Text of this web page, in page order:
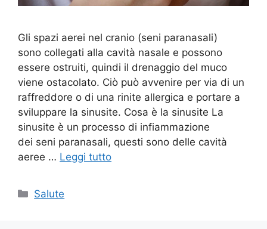
Gli spazi aerei nel cranio (seni paranasali)
sono collegati alla cavità nasale e possono
essere ostruiti, quindi il drenaggio del muco
viene ostacolato. Ciò può avvenire per via di un
raffreddore o di una rinite allergica e portare a
sviluppare la sinusite. Cosa è la sinusite La
sinusite è un processo di infiammazione
dei seni paranasali, questi sono delle cavità
aeree … Leggi tutto
Categorie
Salute